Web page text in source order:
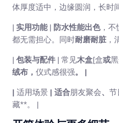
体厚度适中，边缘圆润，长时
| 实用功能| 防水性能出色，不
都无需担心。同时耐磨耐脏 ，
| 包装与配件 | 常见木盒[盒或
绒布， 仪式感很强。 |
| 适用场景 | 适合朋友聚会、 节
藏**。 |